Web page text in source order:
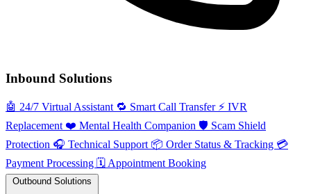
Inbound Solutions
🤖 24/7 Virtual Assistant 🔁 Smart Call Transfer ⚡️ IVR
Replacement ❤️ Mental Health Companion 🛡️ Scam Shield
Protection 🎧 Technical Support 📦 Order Status & Tracking 💳
Payment Processing 🗓️ Appointment Booking